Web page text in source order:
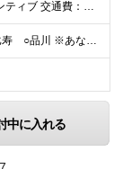
月給30万円~50万円＋インセンティブ 交通費：全額支給 ※試用期間3ヶ月間は契約社員で月給25万円となります。 ※研修先は、面談時にご相談させていただきます ☆昇給・昇格有 ☆インセンティブ有
○新宿 ○池袋 ○渋谷 ○恵比寿 ○品川 ※あなたの経験やスキルに応じて研修先は、 面談時にてご相談させていただきます。
中に入れる